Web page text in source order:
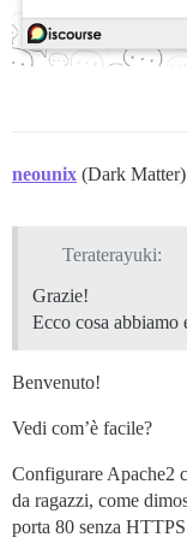
neounix (Dark Matter)
Teraterayuki:
Grazie!
Ecco cosa
Benvenuto!
Vedi com’è facile?
Configurare Apache2
da ragazzi, come
porta 80 senza